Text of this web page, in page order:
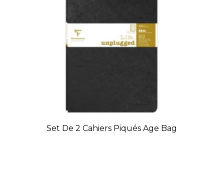
Set De 2 Cahiers Piqués Age Bag